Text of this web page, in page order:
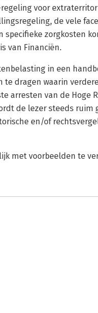
voor
de vele
zorgkosten
van Financiën.
in een
dragen waarin
arresten van de Hoge
de lezer steeds ruim
en/of
met voorbeelden te